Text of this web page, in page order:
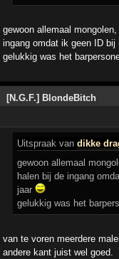
gewoon allemaal
ingang omdat ik geen ID
gelukkig was het
[N.G.F.] BlondeBitch
Uitspraak vandikke
gewoon allemaal
halen bij de ingang
jaar
gelukkig was het
van te voren meerdere
andere kant juist wel goed.